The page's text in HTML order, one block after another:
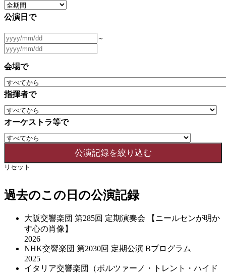
公演日で
～
会場で
指揮者で
オーケストラ等で
リセット
過去のこの日の公演記録
大阪交響楽団 第285回 定期演奏会 【ニールセンが明か
す心の肖像】
2026
NHK交響楽団 第2030回 定期公演 Bプログラム
2025
イタリア交響楽団（ボルツァーノ・トレント・ハイド